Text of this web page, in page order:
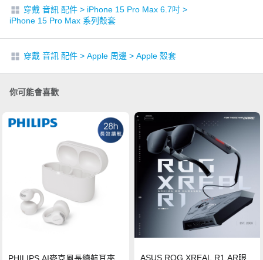
穿戴 音訊 配件 > iPhone 15 Pro Max 6.7吋 >
iPhone 15 Pro Max 系列殼套
穿戴 音訊 配件 > Apple 周邊 > Apple 殼套
你可能會喜歡
ASUS ROG XREAL R1 AR眼